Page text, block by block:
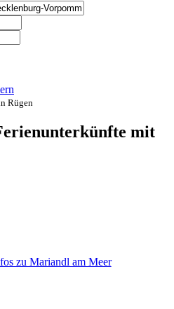
Rügen
mit
zu Mariandl am Meer